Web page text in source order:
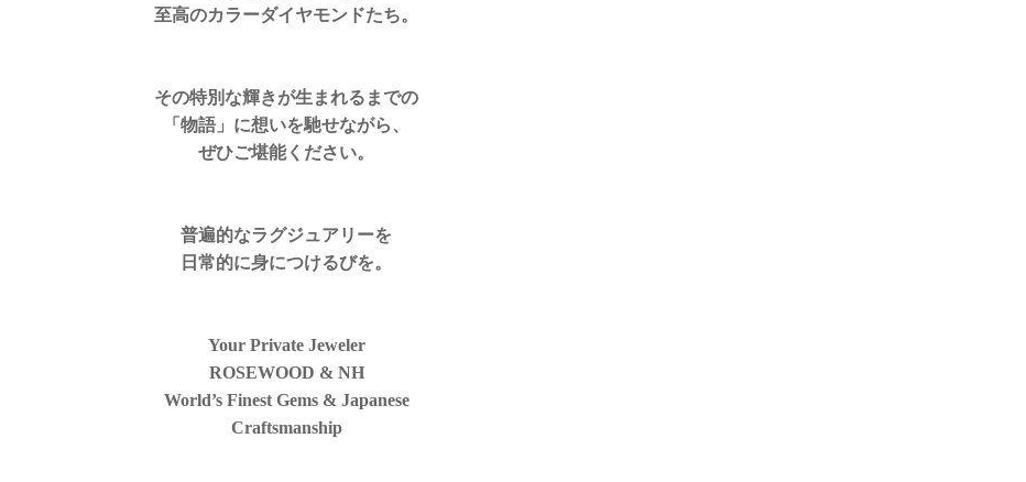
至高のカラーダイヤモンドたち。
その特別な輝きが生まれるまでの
「物語」に想いを馳せながら、
ぜひご堪能ください。
普遍的なラグジュアリーを
日常的に身につけるびを。
Your Private Jeweler
ROSEWOOD & NH
World’s Finest Gems & Japanese
Craftsmanship